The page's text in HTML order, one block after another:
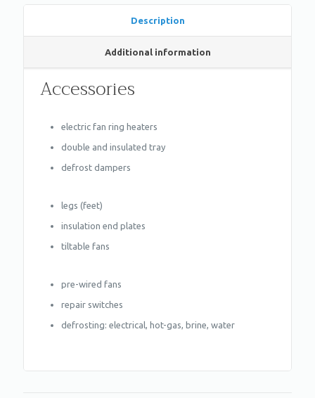
Description
Additional information
Accessories
electric fan ring heaters
double and insulated tray
defrost dampers
legs (feet)
insulation end plates
tiltable fans
pre-wired fans
repair switches
defrosting: electrical, hot-gas, brine, water